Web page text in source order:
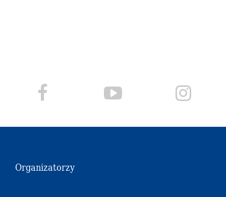
Organizatorzy